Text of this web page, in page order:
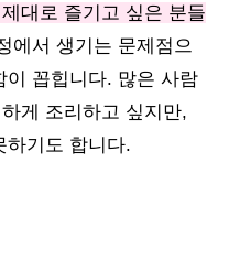
대로 즐기고 싶은 분들
에서 생기는 문제점으
이 꼽힙니다. 많은 사람
게 조리하고 싶지만,
하기도 합니다.